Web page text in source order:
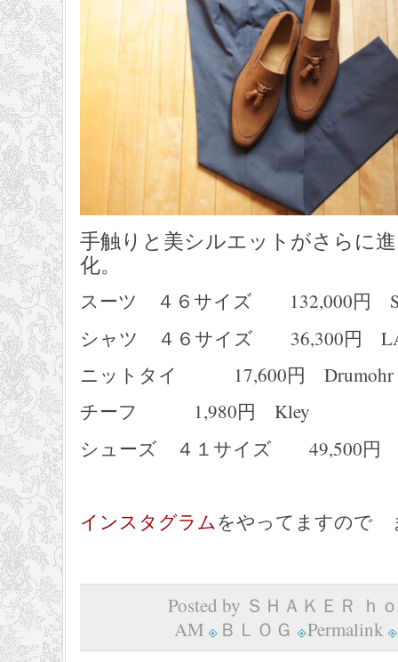
手触りと美シルエットがさらに進
化。
スーツ ４６サイズ 132,000円
シャツ ４６サイズ 36,300円
ニットタイ 17,600円 Drumohr
チーフ 1,980円 Kley
シューズ ４１サイズ 49,500円
インスタグラムをやってますので
Posted by ＳＨＡＫＥＲ ｈ
AM
ＢＬＯＧ Permalink